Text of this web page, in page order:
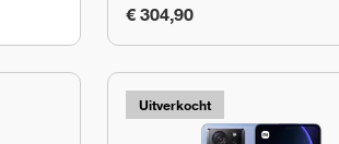
€ 304,90
Uitverkocht